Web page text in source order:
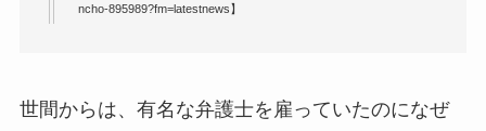
ncho-895989?fm=latestnews】
世間からは、有名な弁護士を雇っていたのになぜ